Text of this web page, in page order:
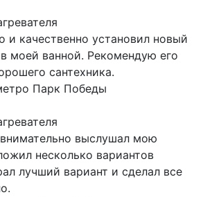
и качественно установил новый
в моей ванной. Рекомендую его
сантехника.
Парк Победы
выслушал мою
несколько вариантов
лучший вариант и сделал все